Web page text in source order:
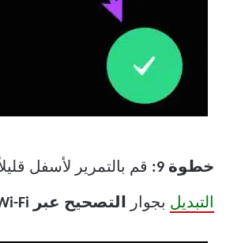
خطوة 9: قم بالتمرير لأسفل
التبديل بجوار التصحيح عبر Wi-Fi